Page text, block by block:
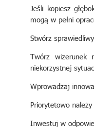
Jeśli kopiesz
mogą w pełni
Stwórz
Twórz wizerunek
niekorzystnej
Wprowadzaj
Priorytetowo
Inwestuj w